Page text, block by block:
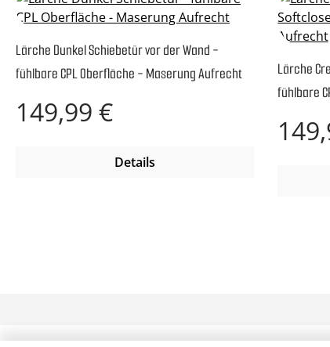
Lärche Dunkel Schiebetür vor der Wand -
fühlbare CPL Oberfläche - Maserung Aufrecht
Regulärer Preis:
149,99 €
Details
Lärche
fühlbare